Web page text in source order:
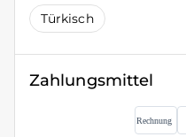
Türkisch
Zahlungsmittel